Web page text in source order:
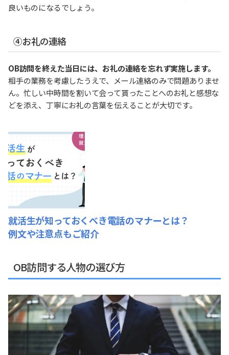
良いものになるでしょう。
④お礼の連絡
OB訪問を終えた当日には、お礼の連絡を忘れず実施します。
相手の業務を考慮したうえで、メール連絡のみで問題ありませ
ん。忙しい中時間を割いて会って貰ったことへのお礼と感想な
どを添え、丁寧にお礼の言葉を伝えることが大切です。
就活生が知っておくべき電話のマナーとは？
例文や注意点もご紹介
OB訪問する人物の選び方